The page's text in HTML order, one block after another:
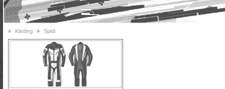
» Kleding » Spidi